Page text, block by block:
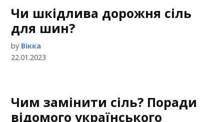
Чи шкідлива дорожня сіль
для шин?
by Вікка
22.01.2023
Чим замінити сіль? Поради
відомого українського